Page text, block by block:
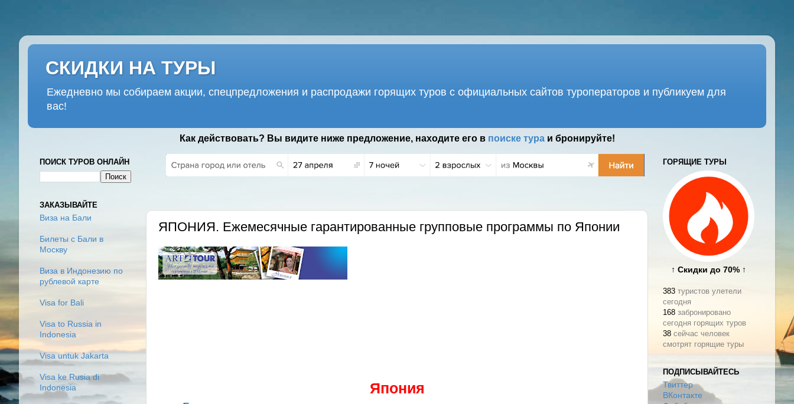
СКИДКИ НА ТУРЫ
Ежедневно мы собираем акции, спецпредложения и распродажи горящих туров с официальных сайтов туроператоров и публикуем для
вас!
Как действовать? Вы видите ниже предложение, находите его в поиске тураи бронируйте!
ЯПОНИЯ. Ежемесячные гарантированные групповые программы по Японии
Япония
ПОИСК ТУРОВ ОНЛАЙН
ЗАКАЗЫВАЙТЕ
Виза на Бали
Билеты с Бали в
Москву
Виза в Индонезию по
рублевой карте
Visa for Bali
Visa to Russia in
Indonesia
Visa untuk Jakarta
Visa ke Rusia di
Indonesia
ГОРЯЩИЕ ТУРЫ
↑ Скидки до 70% ↑
383 туристов улетели
сегодня
168 забронировано
сегодня горящих туров
38 сейчас человек
смотрят горящие туры
ПОДПИСЫВАЙТЕСЬ
Твиттер
ВКонтакте